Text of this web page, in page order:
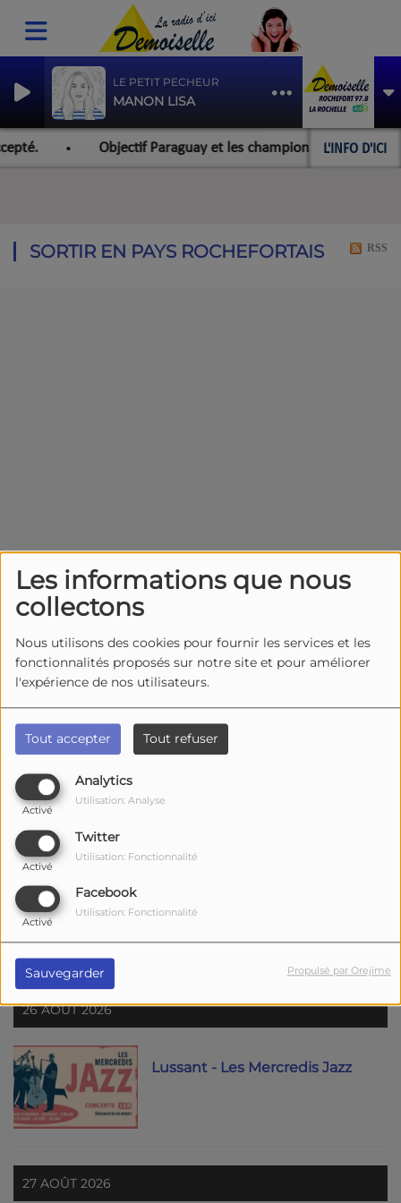
Les informations que nous
collectons
Nous utilisons des cookies pour fournir les services et les
fonctionnalités proposés sur notre site et pour améliorer
l'expérience de nos utilisateurs.
Tout accepter Tout refuser
Analytics
Activé
Utilisation: Analyse
Twitter
Activé
Utilisation: Fonctionnalité
Facebook
Activé
Utilisation: Fonctionnalité
Sauvegarder Propulsé par Orejime
LE PETIT PECHEUR
MANON LISA
L'INFO D'ICI
Objectif Paraguay et les championnats du
SORTIR EN PAYS ROCHEFORTAIS RSS
Recherche par date
22 AOÛT 2026
Les Négresses Vertes en
26 AOÛT 2026
Lussant - Les Mercredis Jazz
27 AOÛT 2026